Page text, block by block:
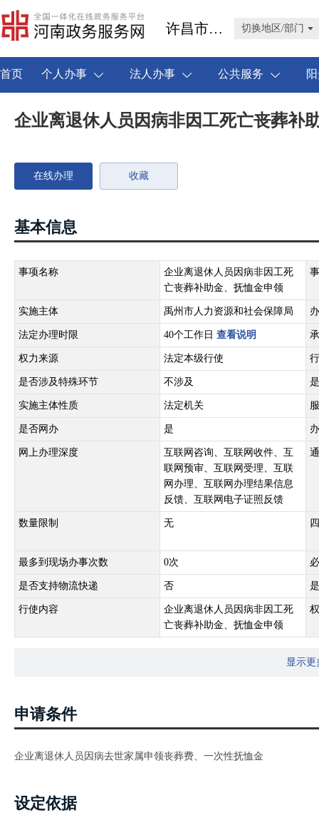
许昌市禹州市 切换地区/部门
首页 个人办事 法人办事 公共服务
企业离退休人员因病非因工死亡丧葬补
在线办理 收藏
基本信息
事项名称
企业离退休人员因病非因工死
亡丧葬补助金、抚恤金申领
实施主体 禹州市人力资源和社会保障局
法定办理时限 40个工作日 查看说明
权力来源 法定本级行使
是否涉及特殊环节 不涉及
实施主体性质 法定机关
是否网办 是
网上办理深度
互联网咨询、互联网收件、互
联网预审、互联网受理、互联
网办理、互联网办理结果信息
反馈、互联网电子证照反馈
数量限制 无
最多到现场办事次数 0次
是否支持物流快递 否
行使内容
企业离退休人员因病非因工死
亡丧葬补助金、抚恤金申领
显示更
申请条件
企业离退休人员因病去世家属申领丧葬费、一次性抚恤金
设定依据